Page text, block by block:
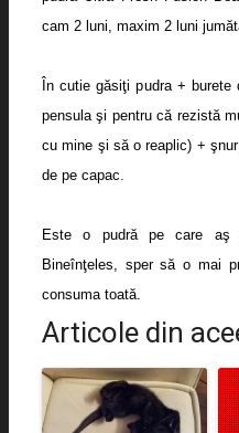
cam 2 luni, maxim 2 luni
În cutie găsiţi pudra +
pensula şi pentru că rezistă
cu mine şi să o reaplic) +
de pe capac.
Este o pudră pe care aş
Bineînţeles, sper să o mai
consuma toată.
Articole din